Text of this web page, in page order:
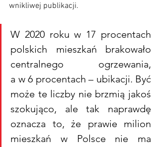
wnikliwej publikacji.
W 2020 roku w 17 procentach
polskich mieszkań brakowało
centralnego ogrzewania,
a w 6 procentach – ubikacji. Być
może te liczby nie brzmią jakoś
szokująco, ale tak naprawdę
oznacza to, że prawie milion
mieszkań w Polsce nie ma